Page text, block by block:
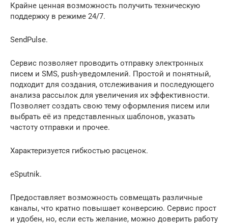
Крайне ценная возможность получить техническую
поддержку в режиме 24/7.
SendPulse.
Сервис позволяет проводить отправку электронных
писем и SMS, push-уведомлений. Простой и понятный,
подходит для создания, отслеживания и последующего
анализа рассылок для увеличения их эффективности.
Позволяет создать свою тему оформления писем или
выбрать её из представленных шаблонов, указать
частоту отправки и прочее.
Характеризуется гибкостью расценок.
eSputnik.
Предоставляет возможность совмещать различные
каналы, что кратно повышает конверсию. Сервис прост
и удобен, но, если есть желание, можно доверить работу